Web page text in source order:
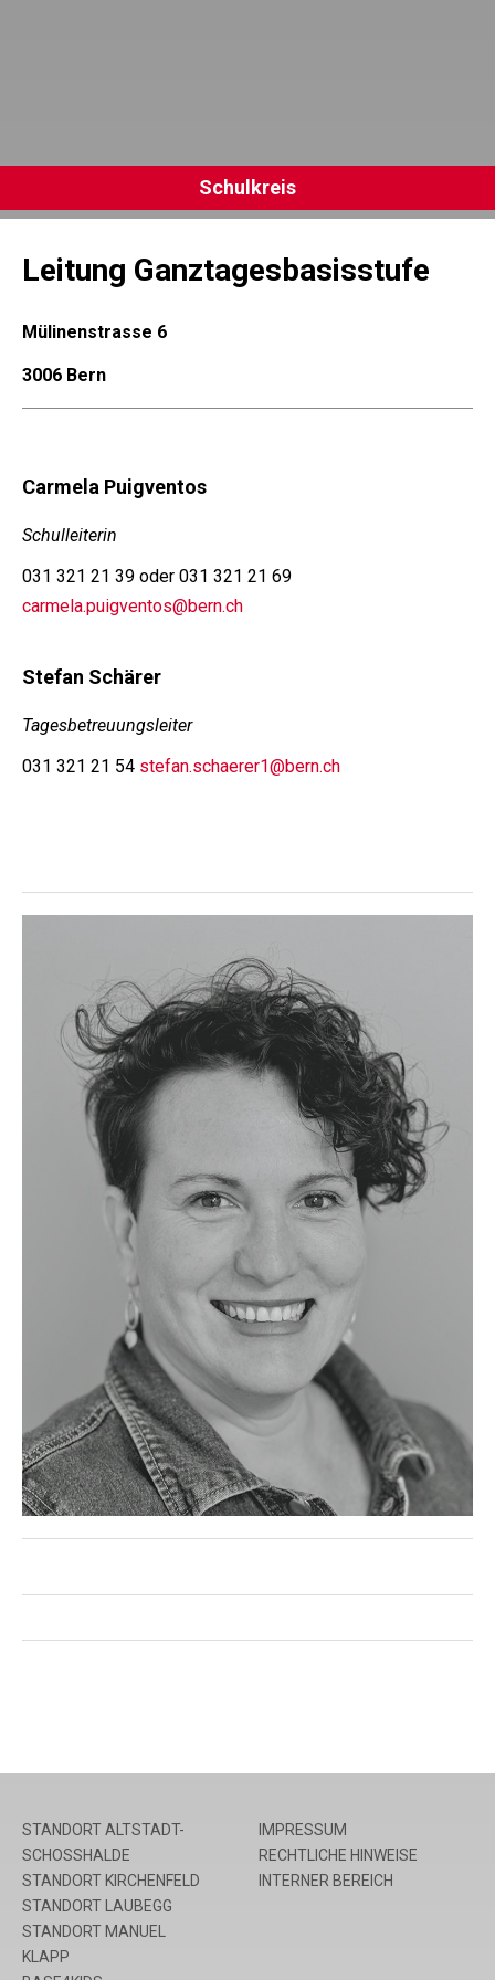
Schulkreis
Leitung Ganztagesbasisstufe
Mülinenstrasse 6
3006 Bern
Carmela Puigventos
Schulleiterin
031 321 21 39 oder 031 321 21 69
carmela.puigventos@bern.ch
Stefan Schärer
Tagesbetreuungsleiter
031 321 21 54 stefan.schaerer1@bern.ch
STANDORT ALTSTADT-
SCHOSSHALDE
STANDORT KIRCHENFELD
STANDORT LAUBEGG
STANDORT MANUEL
IMPRESSUM
RECHTLICHE HINWEISE
INTERNER BEREICH
KLAPP